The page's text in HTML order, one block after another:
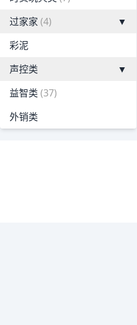
过家家 (4)
▼
彩泥
声控类
▼
益智类 (37)
外销类